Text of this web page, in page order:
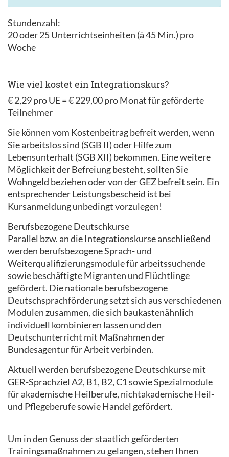
Stundenzahl:
20 oder 25 Unterrichtseinheiten (à 45 Min.) pro
Woche
Wie viel kostet ein Integrationskurs?
€ 2,29 pro UE = € 229,00 pro Monat für geförderte
Teilnehmer
Sie können vom Kostenbeitrag befreit werden, wenn
Sie arbeitslos sind (SGB II) oder Hilfe zum
Lebensunterhalt (SGB XII) bekommen. Eine weitere
Möglichkeit der Befreiung besteht, sollten Sie
Wohngeld beziehen oder von der GEZ befreit sein. Ein
entsprechender Leistungsbescheid ist bei
Kursanmeldung unbedingt vorzulegen!
Berufsbezogene Deutschkurse
Parallel bzw. an die Integrationskurse anschließend
werden berufsbezogene Sprach- und
Weiterqualifizierungsmodule für arbeitssuchende
sowie beschäftigte Migranten und Flüchtlinge
gefördert. Die nationale berufsbezogene
Deutschsprachförderung setzt sich aus verschiedenen
Modulen zusammen, die sich baukastenähnlich
individuell kombinieren lassen und den
Deutschunterricht mit Maßnahmen der
Bundesagentur für Arbeit verbinden.
Aktuell werden berufsbezogene Deutschkurse mit
GER-Sprachziel A2, B1, B2, C1 sowie Spezialmodule
für akademische Heilberufe, nichtakademische Heil-
und Pflegeberufe sowie Handel gefördert.
Um in den Genuss der staatlich geförderten
Trainingsmaßnahmen zu gelangen, stehen Ihnen